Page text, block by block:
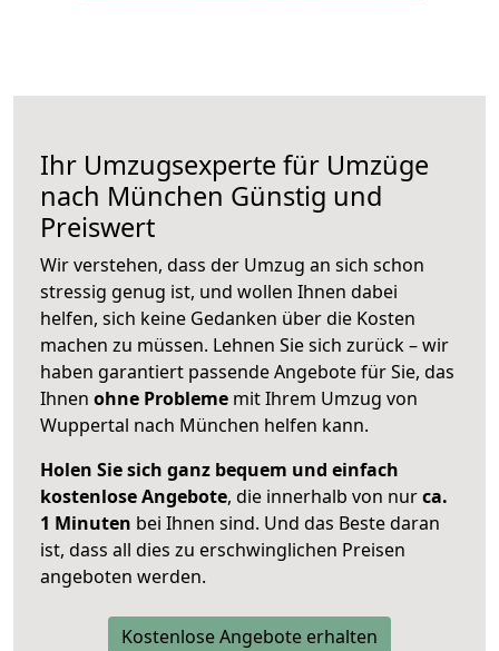
Ihr Umzugsexperte für Umzüge
nach München Günstig und
Preiswert
Wir verstehen, dass der Umzug an sich schon
stressig genug ist, und wollen Ihnen dabei
helfen, sich keine Gedanken über die Kosten
machen zu müssen. Lehnen Sie sich zurück – wir
haben garantiert passende Angebote für Sie, das
Ihnen ohne Probleme mit Ihrem Umzug von
Wuppertal nach München helfen kann.
Holen Sie sich ganz bequem und einfach
kostenlose Angebote, die innerhalb von nurca.
1 Minuten bei Ihnen sind. Und das Beste daran
ist, dass all dies zu erschwinglichen Preisen
angeboten werden.
Kostenlose Angebote erhalten